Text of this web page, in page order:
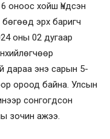
оноос хойш Үндсэн
эрх баригч
оны 02 дугаар
дараа энэ сарын 5-
ороод байна. Улсын
сонгогдсон
зочин ажээ.